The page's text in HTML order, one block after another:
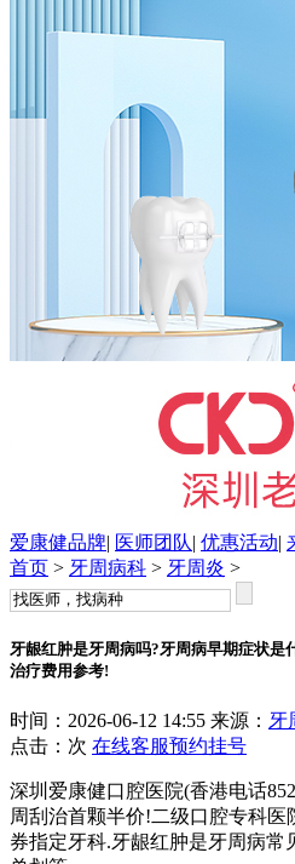
爱康健品牌| 医师团队| 优惠活动|
首页 > 牙周病科 > 牙周炎 >
牙龈红肿是牙周病吗?牙周病早期症状是
治疗费用参考!
时间：2026-06-12 14:55 来源： 牙
点击： 次 在线客服预约挂号
深圳爱康健口腔医院(香港电话
周刮治首颗半价!二级口腔专科
券指定牙科.牙龈红肿是牙周病常